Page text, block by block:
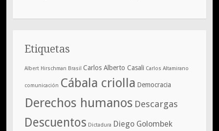
Etiquetas
Albert Hirschman Brasil Carlos Alberto Casali Carlos Altamirano
comunicación Cábala criolla Democracia
Derechos humanos Descargas
Descuentos Dictadura Diego Golombek